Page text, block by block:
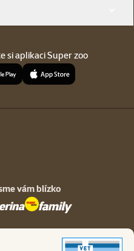
si aplikaci Super zoo
vám blízko